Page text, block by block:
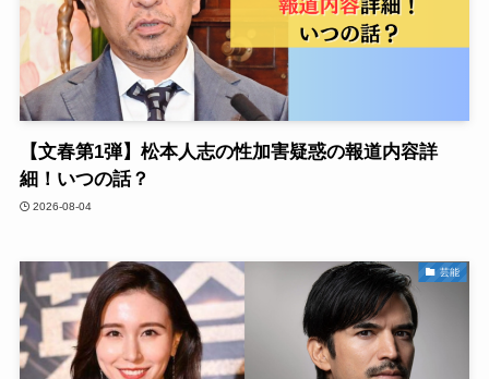
【文春第1弾】松本人志の性加害疑惑の報道内容詳
細！いつの話？
2026-08-04
芸能